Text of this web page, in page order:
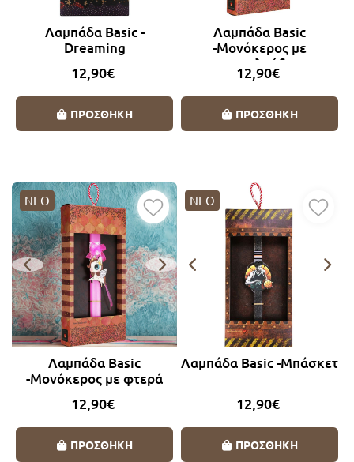
Λαμπάδα Basic -
Dreaming
12,90€
ΠΡΟΣΘΗΚΗ
Λαμπάδα Basic
-Μονόκερος με
πεταλούδα
12,90€
ΠΡΟΣΘΗΚΗ
ΝΕΟ
Λαμπάδα Basic
-Μονόκερος με φτερά
12,90€
ΠΡΟΣΘΗΚΗ
ΝΕΟ
Λαμπάδα Basic -Μπάσκετ
12,90€
ΠΡΟΣΘΗΚΗ